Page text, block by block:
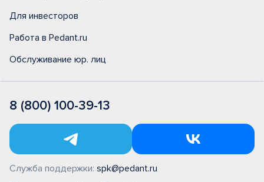
Для инвесторов
Работа в Pedant.ru
Обслуживание юр. лиц
8 (800) 100-39-13
Служба поддержки: spk@pedant.ru